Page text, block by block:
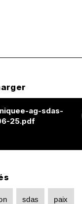
ag-sdas-
25.pdf
sdas paix